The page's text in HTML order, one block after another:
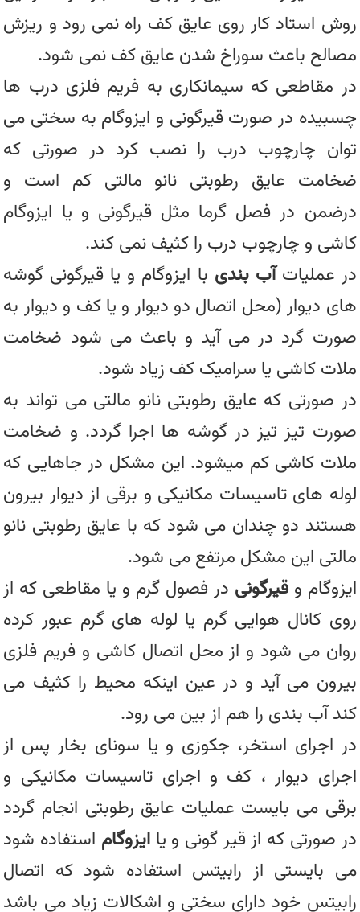
روش استاد کار روی عایق کف راه نمی رود و ریزش
مصالح باعث سوراخ شدن عایق کف نمی شود.
در مقاطعی که سیمانکاری به فریم فلزی درب ها
چسبیده در صورت قیرگونی و ایزوگام به سختی می
توان چارچوب درب را نصب کرد در صورتی که
ضخامت عایق رطوبتی نانو مالتی کم است و
درضمن در فصل گرما مثل قیرگونی و یا ایزوگام
کاشی و چارچوب درب را کثیف نمی کند.
در عملیاتآب بندی با ایزوگام و یا قیرگونی گوشه
های دیوار (محل اتصال دو دیوار و یا کف و دیوار به
صورت گرد در می آید و باعث می شود ضخامت
ملات کاشی یا سرامیک کف زیاد شود.
در صورتی که عایق رطوبتی نانو مالتی می تواند به
صورت تیز تیز در گوشه ها اجرا گردد. و ضخامت
ملات کاشی کم میشود. این مشکل در جاهایی که
لوله های تاسیسات مکانیکی و برقی از دیوار بیرون
هستند دو چندان می شود که با عایق رطوبتی نانو
مالتی این مشکل مرتفع می شود.
ایزوگام و قیرگونی در فصول گرم و یا مقاطعی که از
روی کانال هوایی گرم یا لوله های گرم عبور کرده
روان می شود و از محل اتصال کاشی و فریم فلزی
بیرون می آید و در عین اینکه محیط را کثیف می
کند آب بندی را هم از بین می رود.
در اجرای استخر، جکوزی و یا سونای بخار پس از
اجرای دیوار ، کف و اجرای تاسیسات مکانیکی و
برقی می بایست عملیات عایق رطوبتی انجام گردد
در صورتی که از قیر گونی و یاایزوگام استفاده شود
می بایستی از رابیتس استفاده شود که اتصال
رابیتس خود دارای سختی و اشکالات زیاد می باشد